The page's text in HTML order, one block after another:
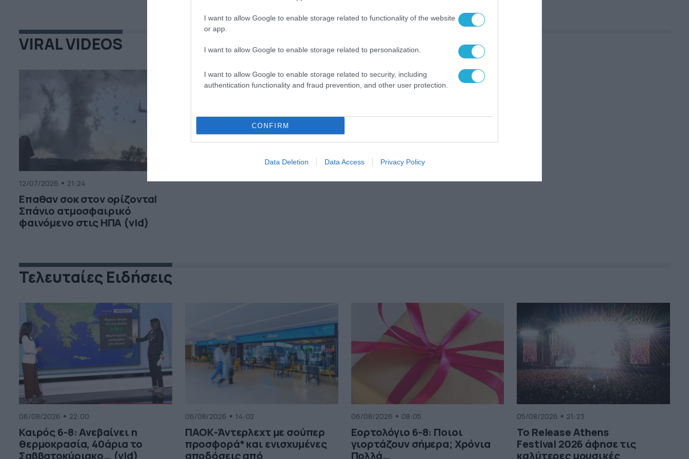
I want to allow Google to enable storage related to functionality of the website
or app.
I want to allow Google to enable storage related to personalization.
I want to allow Google to enable storage related to security, including
authentication functionality and fraud prevention, and other user protection.
CONFIRM
Data Deletion Data Access Privacy Policy
VIRAL VIDEOS
12/07/2026 21:24
Επαθαν σοκ στον ορίζοντα!
Σπάνιο ατμοσφαιρικό
φαινόμενο στις ΗΠΑ (vid)
Τελευταίες Ειδήσεις
06/08/2026 22:00
Καιρός 6-8: Ανεβαίνει η
θερμοκρασία, 40άρια το
Σαββατοκύριακο… (vid)
06/08/2026 14:02
ΠΑΟΚ-Άντερλεχτ με σούπερ
προσφορά* και ενισχυμένες
αποδόσεις από
06/08/2026 08:05
Εορτολόγιο 6-8: Ποιοι
γιορτάζουν σήμερα; Χρόνια
Πολλά…
05/08/2026 21:23
Το Release Athens
Festival 2026 άφησε τις
καλύτερες μουσικές